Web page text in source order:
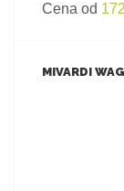
Cena od
MIVARDI